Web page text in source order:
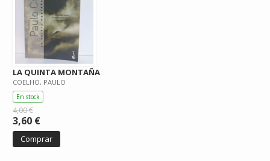
LA QUINTA MONTAÑA
COELHO, PAULO
En stock
4,00 €
3,60 €
Comprar